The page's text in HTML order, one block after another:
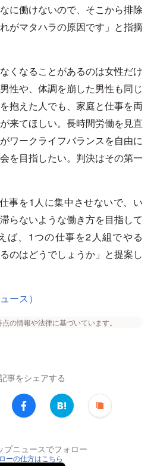
に働けないので、そこから排除
がマタハラの原因です」と指摘
くなることがあるのは女性だけ
性や、体調を崩した男性も同じ
抱えた人でも、家庭と仕事を両
来てほしい。長時間労働を見直
ワークライフバランスを自由に
を目指したい。判決はその第一
事を1人に集中させないで、い
らないような働き方を目指して
ば、1つの仕事を2人組でやる
のはどうでしょうか」と提案し
ース）
の情報や法律に基づいています。
事をシェアする
プニュースでフォロー
ーの仕方はこちら